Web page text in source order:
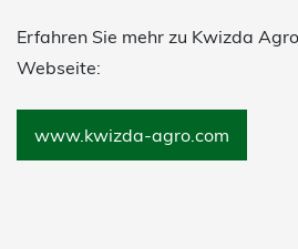
Erfahren Sie mehr zu Kwizda
Webseite:
www.kwizda-agro.com